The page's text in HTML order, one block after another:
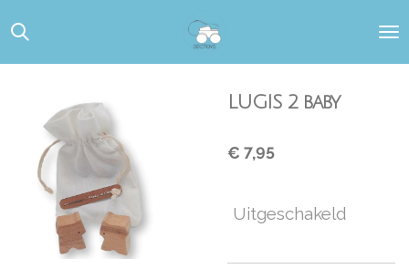
direct
LUGIS 2 baby
€ 7,95
Uitgeschakeld